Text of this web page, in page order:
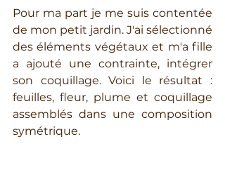
Pour ma part je me suis contentée
de mon petit jardin. J'ai sélectionné
des éléments végétaux et m'a fille
a ajouté une contrainte, intégrer
son coquillage. Voici le résultat :
feuilles, fleur, plume et coquillage
assemblés dans une composition
symétrique.